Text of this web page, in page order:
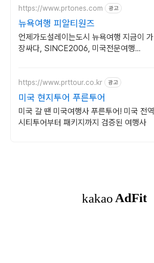
https://www.prtones.com 광고
뉴욕여행 피알티원즈
언제가도설레이는도시 뉴욕여행 지금이 가
장싸다, SINCE2006, 미국전문여행
https://www.prttour.co.kr 광고
미국 현지투어 푸른투어
미국 갈 땐 미국여행사 푸른투어! 미국 전역
시티투어부터 패키지까지 검증된 여행사